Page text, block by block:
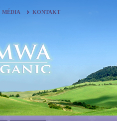
MÉDIA KONTAKT